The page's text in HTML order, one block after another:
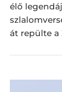
élő
át repülte a